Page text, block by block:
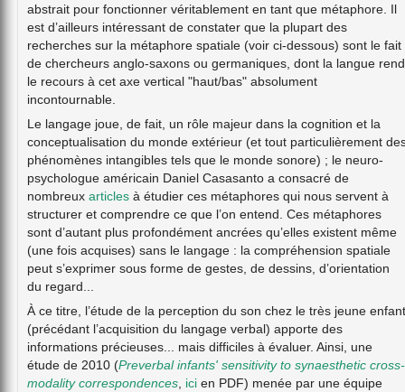
abstrait pour fonctionner véritablement en tant que métaphore. Il
est d’ailleurs intéressant de constater que la plupart des
recherches sur la métaphore spatiale (voir ci-dessous) sont le fait
de chercheurs anglo-saxons ou germaniques, dont la langue rend
le recours à cet axe vertical "haut/bas" absolument
incontournable.
Le langage joue, de fait, un rôle majeur dans la cognition et la
conceptualisation du monde extérieur (et tout particulièrement
phénomènes intangibles tels que le monde sonore) ; le neuro-
psychologue américain Daniel Casasanto a consacré de
nombreux articles à étudier ces métaphores qui nous servent à
structurer et comprendre ce que l’on entend. Ces métaphores
sont d’autant plus profondément ancrées qu’elles existent même
(une fois acquises) sans le langage : la compréhension spatiale
peut s’exprimer sous forme de gestes, de dessins, d’orientation
du regard...
À ce titre, l’étude de la perception du son chez le très jeune enfant
(précédant l’acquisition du langage verbal) apporte des
informations précieuses... mais difficiles à évaluer. Ainsi, une
étude de 2010 (Preverbal infants' sensitivity to synaesthetic cross-
modality correspondences ici en PDF) menée par une équipe